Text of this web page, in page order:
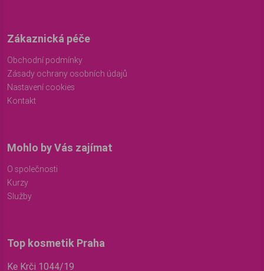
Zákaznická péče
Obchodní podmínky
Zásady ochrany osobních údajů
Nastavení cookies
Kontakt
Mohlo by Vás zajímat
O společnosti
Kurzy
Služby
Top kosmetik Praha
Ke Krči 1044/19